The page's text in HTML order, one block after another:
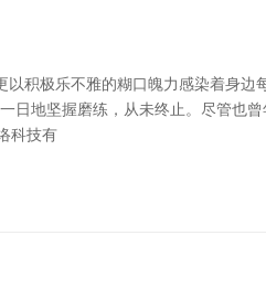
积极乐不雅的糊口魄力感染着身边
日地坚握磨练，从未终止。尽管也
科技有